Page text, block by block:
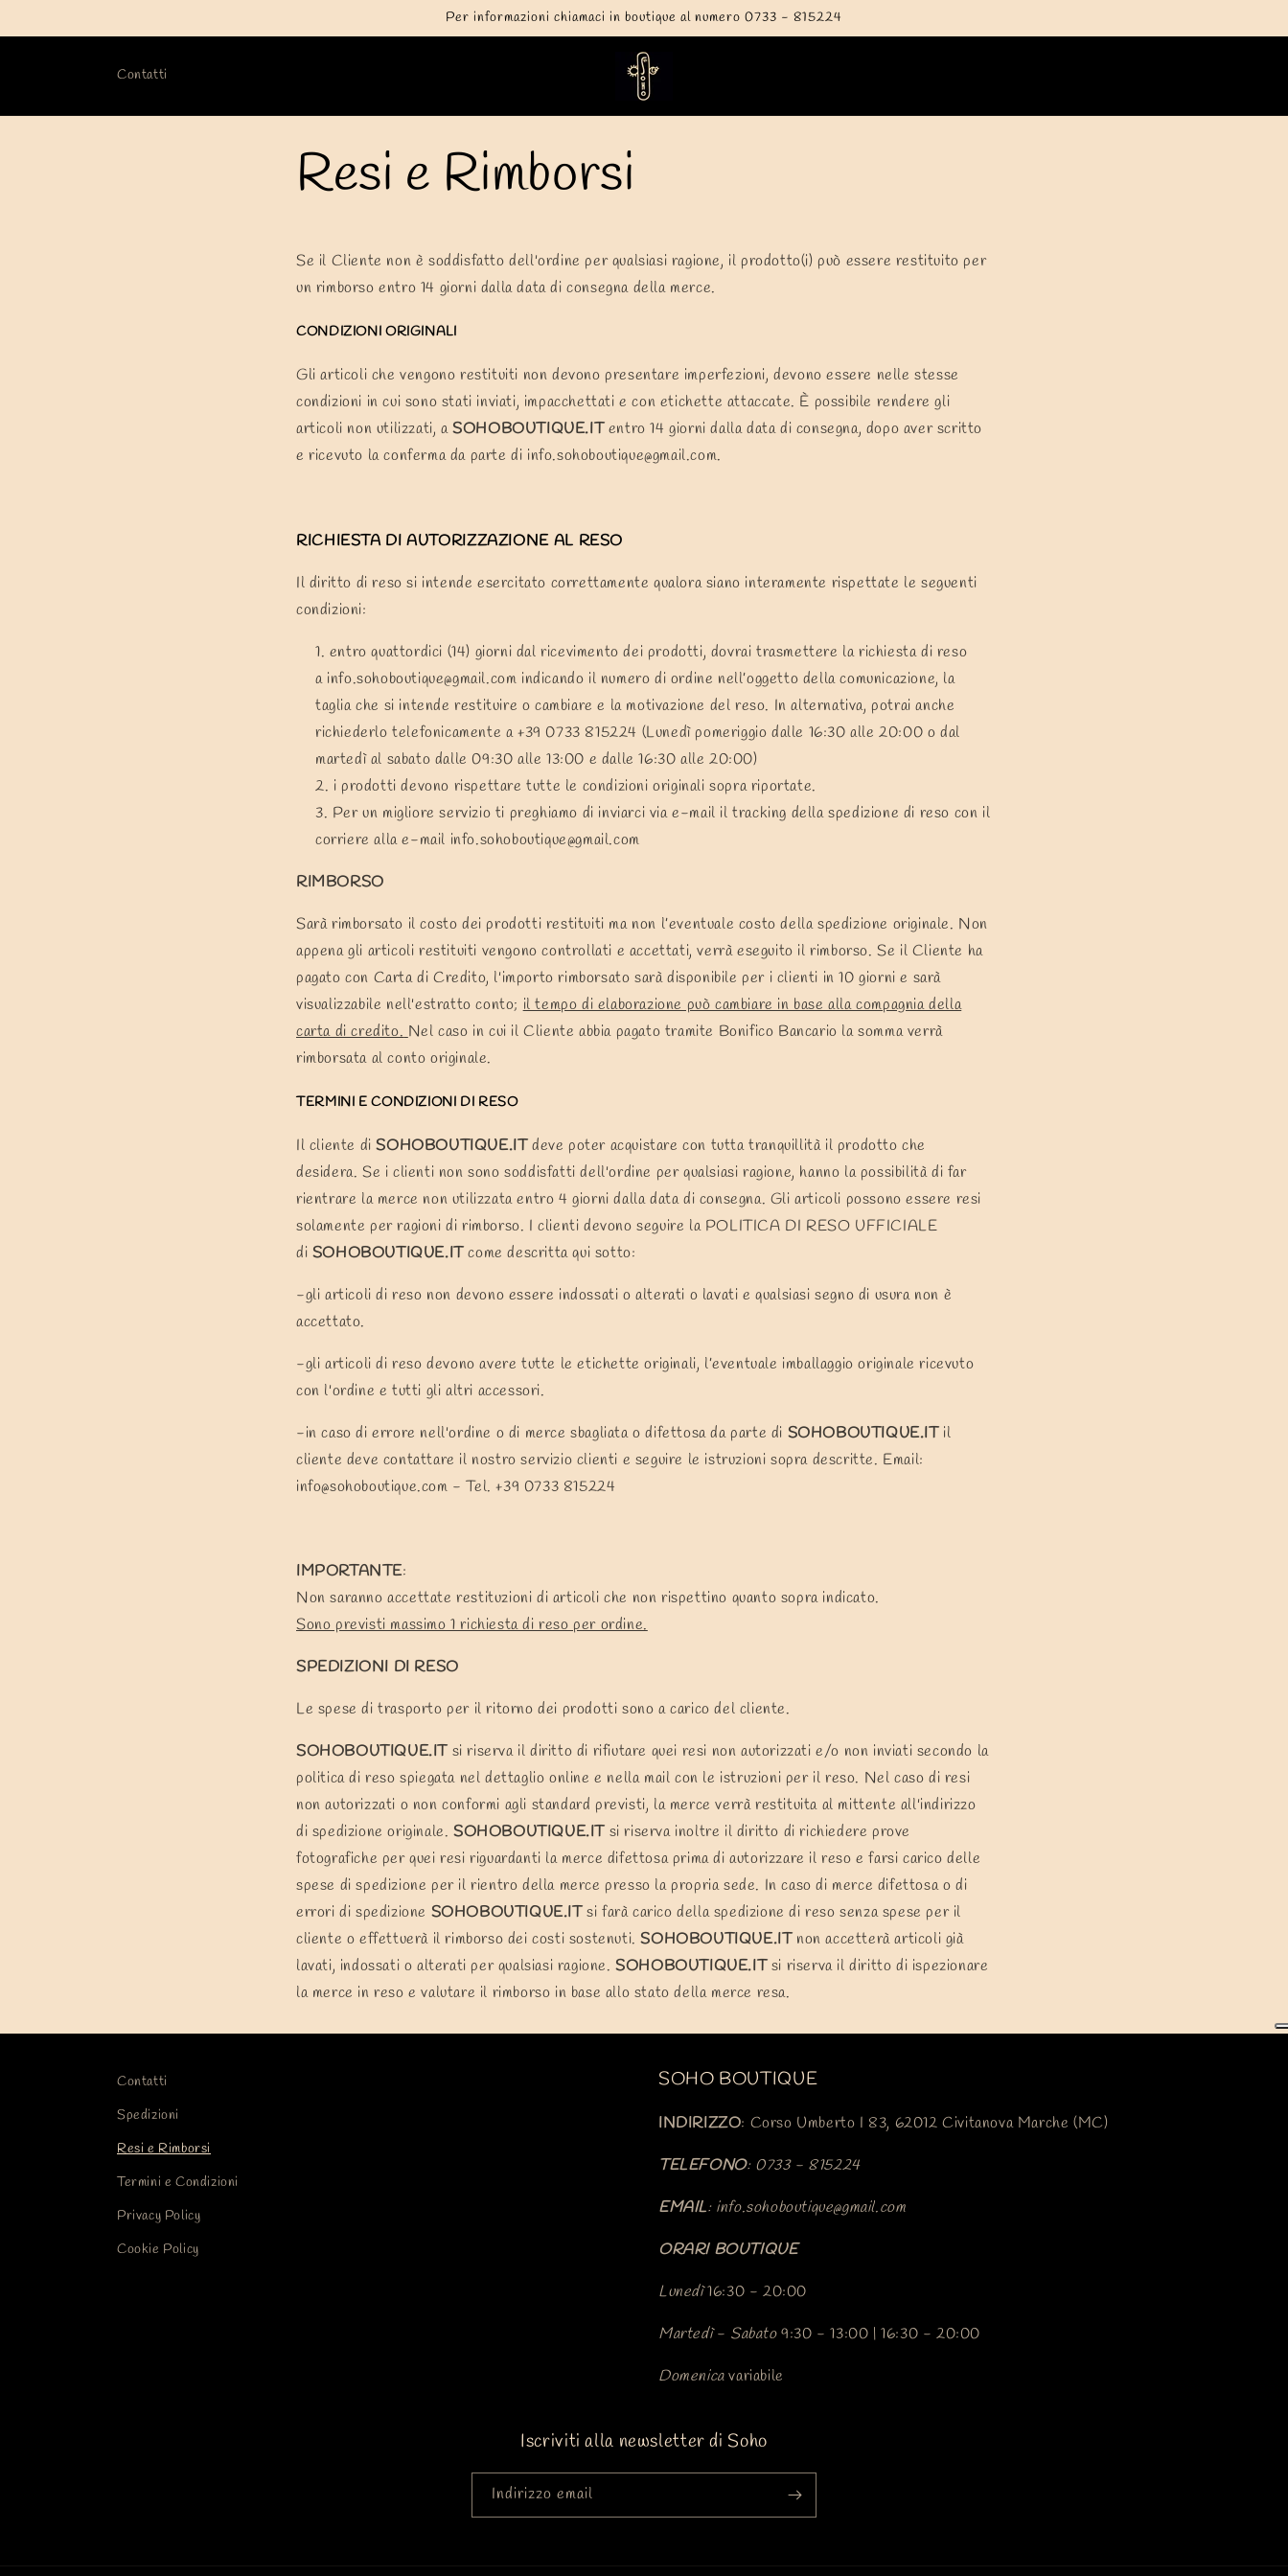
ai contenuti
Per informazioni chiamaci in boutique al numero 0733 - 815224
Contatti
Resi e Rimborsi
Se il Cliente non è soddisfatto dell'ordine per qualsiasi ragione, il prodotto(i) può essere restituito per
un rimborso entro 14 giorni dalla data di consegna della merce.
CONDIZIONI ORIGINALI
Gli articoli che vengono restituiti non devono presentare imperfezioni, devono essere nelle stesse
condizioni in cui sono stati inviati, impacchettati e con etichette attaccate. È possibile rendere gli
articoli non utilizzati, aSOHOBOUTIQUE.ITentro 14 giorni dalla data di consegna, dopo aver scritto
e ricevuto la conferma da parte di info.sohoboutique@gmail.com.
RICHIESTA DI AUTORIZZAZIONE AL RESO
Il diritto di reso si intende esercitato correttamente qualora siano interamente rispettate le seguenti
condizioni:
entro quattordici (14) giorni dal ricevimento dei prodotti, dovrai trasmettere la richiesta di reso
a info.sohoboutique@gmail.com indicando il numero di ordine nell’oggetto della comunicazione, la
taglia che si intende restituire o cambiare e la motivazione del reso. In alternativa, potrai anche
richiederlo telefonicamente a +39 0733 815224 (Lunedì pomeriggio dalle 16:30 alle 20:00 o dal
martedì al sabato dalle 09:30 alle 13:00 e dalle 16:30 alle 20:00)
i prodotti devono rispettare tutte le condizioni originali sopra riportate.
Per un migliore servizio ti preghiamo di inviarci via e-mail il tracking della spedizione di reso con il
corriere alla e-mail info.sohoboutique@gmail.com
RIMBORSO
Sarà rimborsato il costo dei prodotti restituiti ma non l’eventuale costo della spedizione originale. Non
appena gli articoli restituiti vengono controllati e accettati, verrà eseguito il rimborso. Se il Cliente ha
pagato con Carta di Credito, l'importo rimborsato sarà disponibile per i clienti in 10 giorni e sarà
visualizzabile nell'estratto conto; il tempo di elaborazione può cambiare in base alla compagnia della
carta di credito. Nel caso in cui il Cliente abbia pagato tramite Bonifico Bancario la somma verrà
rimborsata al conto originale.
TERMINI E CONDIZIONI DI RESO
Il cliente di SOHOBOUTIQUE.IT deve poter acquistare con tutta tranquillità il prodotto che
desidera. Se i clienti non sono soddisfatti dell'ordine per qualsiasi ragione, hanno la possibilità di far
rientrare la merce non utilizzata entro 4 giorni dalla data di consegna. Gli articoli possono essere resi
solamente per ragioni di rimborso. I clienti devono seguire la POLITICA DI RESO UFFICIALE
di SOHOBOUTIQUE.IT come descritta qui sotto:
-gli articoli di reso non devono essere indossati o alterati o lavati e qualsiasi segno di usura non è
accettato.
-gli articoli di reso devono avere tutte le etichette originali, l’eventuale imballaggio originale ricevuto
con l'ordine e tutti gli altri accessori.
-in caso di errore nell'ordine o di merce sbagliata o difettosa da parte di SOHOBOUTIQUE.IT il
cliente deve contattare il nostro servizio clienti e seguire le istruzioni sopra descritte. Email:
info@sohoboutique.com - Tel.+39 0733 815224
IMPORTANTE:
Non saranno accettate restituzioni di articoli che non rispettino quanto sopra indicato.
Sono previsti massimo 1 richiesta di reso per ordine.
SPEDIZIONI DI RESO
Le spese di trasporto per il ritorno dei prodotti sono a carico del cliente.
SOHOBOUTIQUE.IT si riserva il diritto di rifiutare quei resi non autorizzati e/o non inviati secondo la
politica di reso spiegata nel dettaglio online e nella mail con le istruzioni per il reso. Nel caso di resi
non autorizzati o non conformi agli standard previsti, la merce verrà restituita al mittente all'indirizzo
di spedizione originale. SOHOBOUTIQUE.IT si riserva inoltre il diritto di richiedere prove
fotografiche per quei resi riguardanti la merce difettosa prima di autorizzare il reso e farsi carico delle
spese di spedizione per il rientro della merce presso la propria sede. In caso di merce difettosa o di
errori di spedizione SOHOBOUTIQUE.IT si farà carico della spedizione di reso senza spese per il
cliente o effettuerà il rimborso dei costi sostenuti. SOHOBOUTIQUE.IT non accetterà articoli già
lavati, indossati o alterati per qualsiasi ragione. SOHOBOUTIQUE.IT si riserva il diritto di ispezionare
la merce in reso e valutare il rimborso in base allo stato della merce resa.
Contatti
Spedizioni
Resi e Rimborsi
Termini e Condizioni
Privacy Policy
Cookie Policy
SOHO BOUTIQUE
INDIRIZZO: Corso Umberto I 83, 62012 Civitanova Marche (MC)
TELEFONO: 0733 - 815224
EMAIL: info.sohoboutique@gmail.com
ORARI BOUTIQUE
Lunedì16:30 - 20:00
Martedì- Sabato9:30 - 13:00 | 16:30 - 20:00
Domenicavariabile
Iscriviti alla newsletter di Soho
Indirizzo email